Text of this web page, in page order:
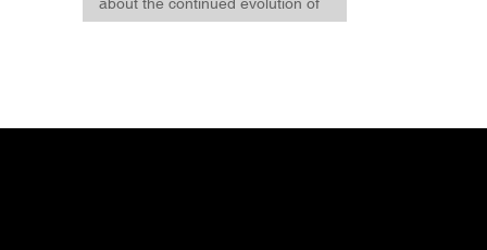
digital embellishment and why